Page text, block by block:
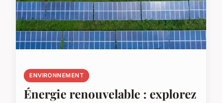
ENVIRONNEMENT
Énergie renouvelable : explorez